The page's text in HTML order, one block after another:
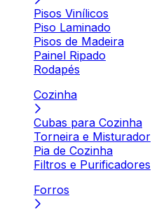
Pisos Vinílicos
Piso Laminado
Pisos de Madeira
Painel Ripado
Rodapés
Cozinha
Cubas para Cozinha
Torneira e Misturador
Pia de Cozinha
Filtros e Purificadores
Forros